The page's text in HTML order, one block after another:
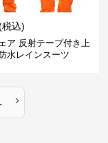
税込)
ア 反射テープ付き上
水レインスーツ
›